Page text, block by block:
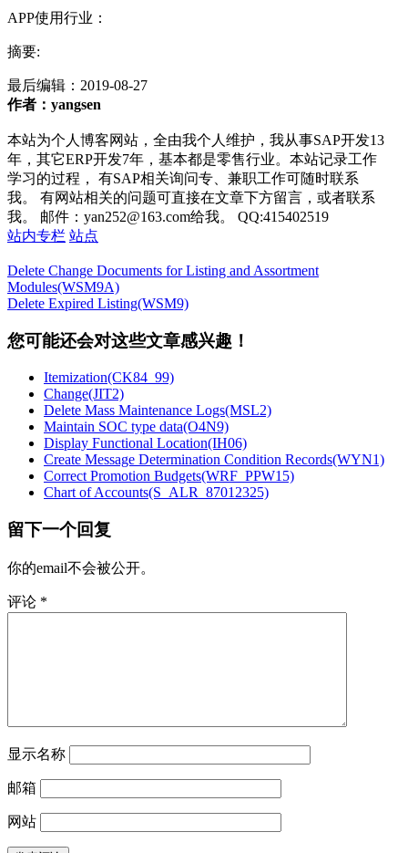
APP使用行业：
摘要:
最后编辑： 2019-08-27
作者：yangsen
本站为个人博客网站，全由我个人维护，我从事SAP开发13
年，其它ERP开发7年，基本都是零售行业。本站记录工作
学习的过程， 有SAP相关询问专、兼职工作可随时联系
我。 有网站相关的问题可直接在文章下方留言，或者联系
我。 邮件：yan252@163.com给我。 QQ:415402519
站内专栏 站点
Delete Change Documents for Listing and Assortment
Modules(WSM9A)
Delete Expired Listing(WSM9)
您可能还会对这些文章感兴趣！
Itemization(CK84_99)
Change(JIT2)
Delete Mass Maintenance Logs(MSL2)
Maintain SOC type data(O4N9)
Display Functional Location(IH06)
Create Message Determination Condition Records(WYN1)
Correct Promotion Budgets(WRF_PPW15)
Chart of Accounts(S_ALR_87012325)
留下一个回复
你的email不会被公开。
评论 *
显示名称
邮箱
网站